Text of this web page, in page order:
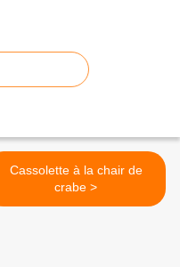
Cassolette à la chair de
crabe >